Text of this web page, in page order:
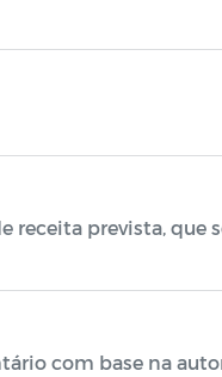
prevista, que
com base na